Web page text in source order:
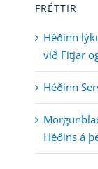
FRÉTTIR
Héðinn
við Fitjar
Héðinn
Héðins á